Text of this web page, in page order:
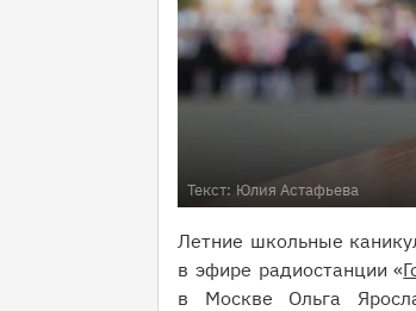
Текст: Юлия Астафьева
Летние школьные
в эфире радиостанции «
в Москве Ольга